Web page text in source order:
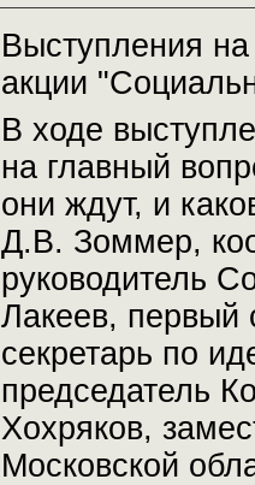
Выступления
акции
В ходе
на главный
они ждут, и
Д.В. Зоммер,
руководитель
Лакеев,
секретарь по
председатель
Хохряков,
Московской